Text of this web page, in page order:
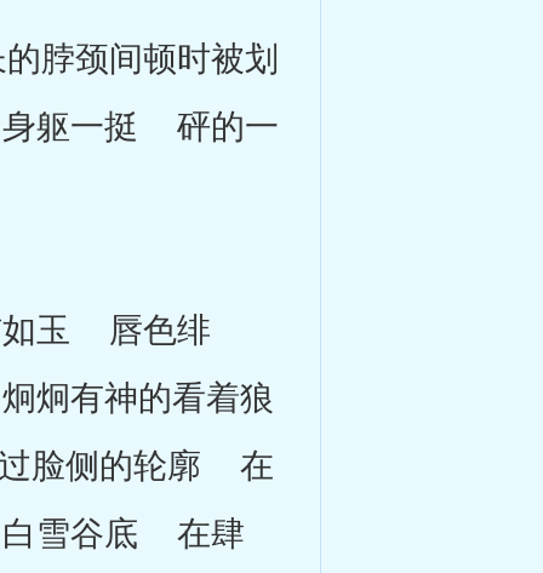
颈间顿时被划
躯一挺 砰的一
玉 唇色绯
有神的看着狼
脸侧的轮廓 在
雪谷底 在肆